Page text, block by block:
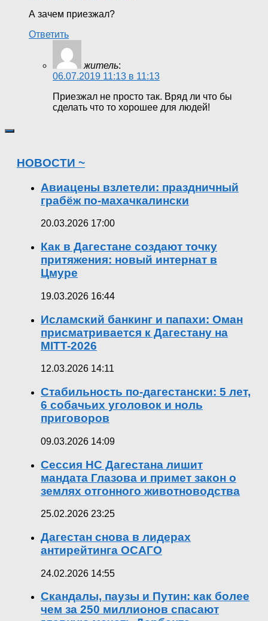
А зачем приезжал?
Ответить
житель:
06.07.2019 11:13 в 11:13
Приезжал не просто так. Вряд ли что бы
сделать что то хорошее для людей!
НОВОСТИ ~
Авиацены взлетели: праздничный
грабёж по-махачкалински
20.03.2026 17:00
Как в Дагестане создают точку
притяжения: новый интернат в
Цмуре
19.03.2026 16:44
Исламский банкинг и папахи: Оман
присматривается к Дагестану на
MITT-2026
12.03.2026 14:11
Стабильность по-дагестански: 5 лет,
6 собачьих уголовок и ноль
приговоров
09.03.2026 14:09
Сессия НС Дагестана лишит
мандата Глазова и примет закон о
землях отгонного животноводства
25.02.2026 23:25
Дагестан снова в лидерах
антирейтинга ОСАГО
24.02.2026 14:55
Скандалы, паузы и Путин: как более
чем за 250 миллионов спасают